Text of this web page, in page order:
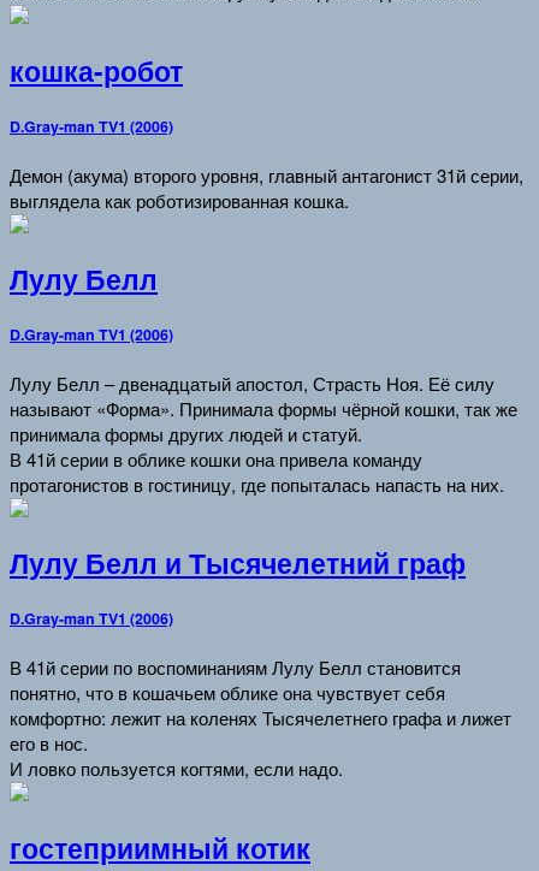
кошка-робот
D.Gray-man TV1 (2006)
Демон (акума) второго уровня, главный антагонист 31й серии,
выглядела как роботизированная кошка.
Лулу Белл
D.Gray-man TV1 (2006)
Лулу Белл – двенадцатый апостол, Страсть Ноя. Её силу
называют «Форма». Принимала формы чёрной кошки, так же
принимала формы других людей и статуй.
В 41й серии в облике кошки она привела команду
протагонистов в гостиницу, где попыталась напасть на них.
Лулу Белл и Тысячелетний граф
D.Gray-man TV1 (2006)
В 41й серии по воспоминаниям Лулу Белл становится
понятно, что в кошачьем облике она чувствует себя
комфортно: лежит на коленях Тысячелетнего графа и лижет
его в нос.
И ловко пользуется когтями, если надо.
гостеприимный котик